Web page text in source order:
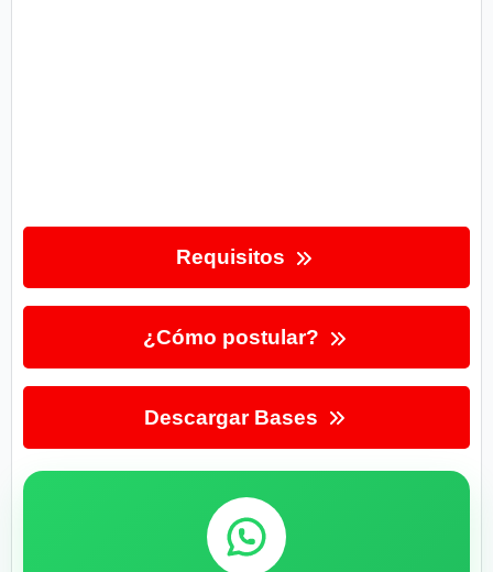
Requisitos
¿Cómo postular?
Descargar Bases